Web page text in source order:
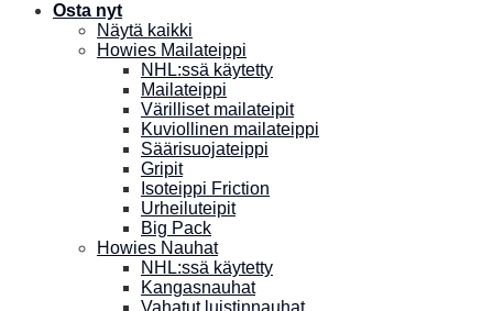
Osta nyt
Näytä kaikki
Howies Mailateippi
NHL:ssä käytetty
Mailateippi
Värilliset mailateipit
Kuviollinen mailateippi
Säärisuojateippi
Gripit
Isoteippi Friction
Urheiluteipit
Big Pack
Howies Nauhat
NHL:ssä käytetty
Kangasnauhat